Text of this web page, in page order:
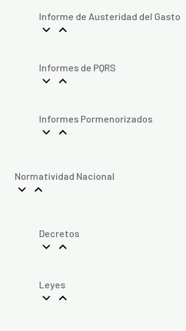
Informe de Austeridad del Gasto
Informes de PQRS
Informes Pormenorizados
Normatividad Nacional
Decretos
Leyes